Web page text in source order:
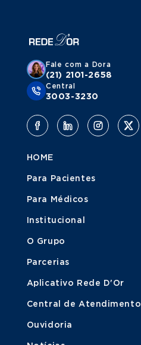
Fale com a Dora
(21) 2101-2658
Central
3003-3230
HOME
Para Pacientes
Para Médicos
Institucional
O Grupo
Parcerias
Aplicativo Rede D'Or
Central de Atendimento
Ouvidoria